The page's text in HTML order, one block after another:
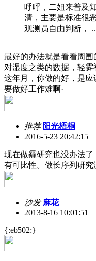
呼呼，二姐来普及
清，主要是标准很
观测员自由判断，
最好的办法就是看看周
对湿度之类的数据，轻雾
这年月，你做的好，是应
要做好工作难啊·
推荐 阳光梧桐
2016-5-23 20:42:15
现在做霾研究也没办法
有可比性。做长序列研究
沙发 麻花
2013-8-16 10:01:51
{:eb502:}